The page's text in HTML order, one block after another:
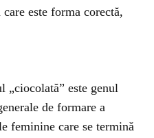
este forma corectă,
„ciocolată” este genul
de formare a
feminine care se termină